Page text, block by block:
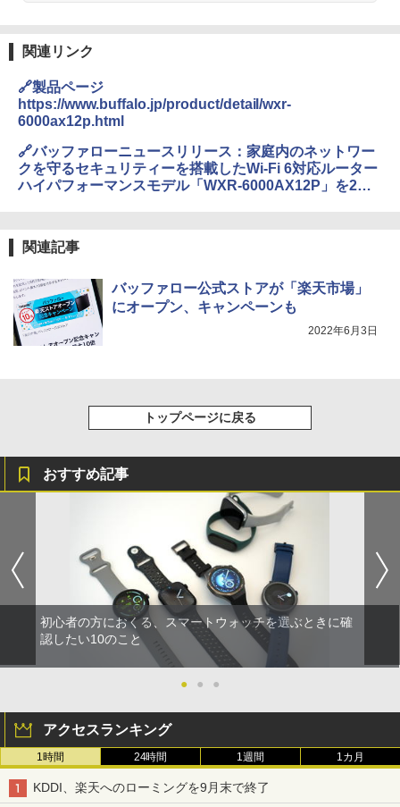
関連リンク
🔗製品ページ
https://www.buffalo.jp/product/detail/wxr-
6000ax12p.html
🔗バッファローニュースリリース：家庭内のネットワー
クを守るセキュリティーを搭載したWi-Fi 6対応ルーター
ハイパフォーマンスモデル「WXR-6000AX12P」を2月
pr=20230112&id=3553
関連記事
バッファロー公式ストアが「楽天市場」
にオープン、キャンペーンも
2022年6月3日
トップページに戻る
おすすめ記事
初心者の方におくる、スマートウォッチを選ぶときに確
認したい10のこと
● ● ●
アクセスランキング
1時間 24時間 1週間 1カ月
KDDI、楽天へのローミングを9月末で終了